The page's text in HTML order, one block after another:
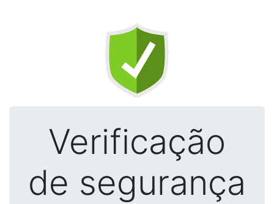
Verificação
de segurança